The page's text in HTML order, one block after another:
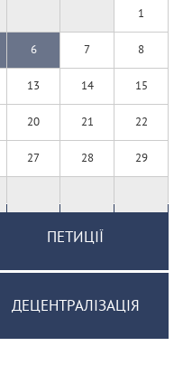
1
6 7 8
13 14 15
20 21 22
27 28 29
ПЕТИЦІЇ
ДЕЦЕНТРАЛІЗАЦІЯ